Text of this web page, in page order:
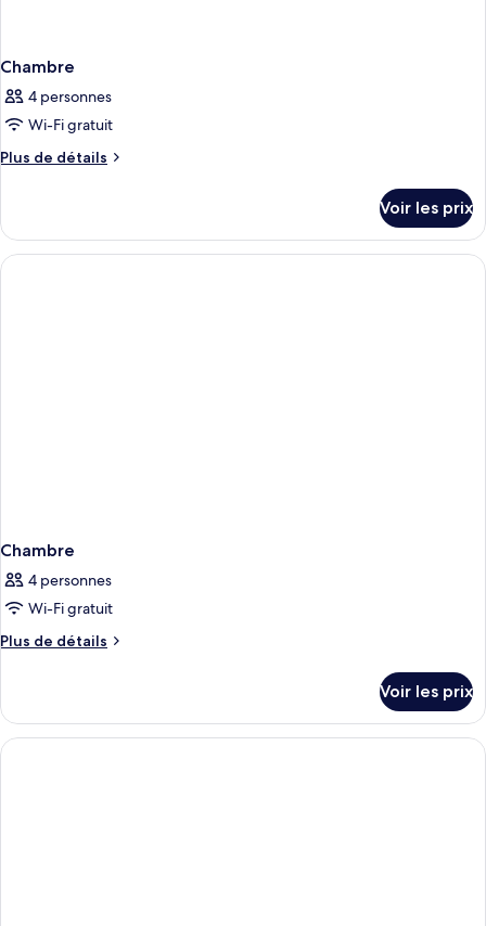
Chambre
4 personnes
Wi-Fi gratuit
Plus de détails
Plus
le
type
de
Voir les prix
Chambre
4 personnes
Wi-Fi gratuit
Plus de détails
Plus
le
type
de
Voir les prix